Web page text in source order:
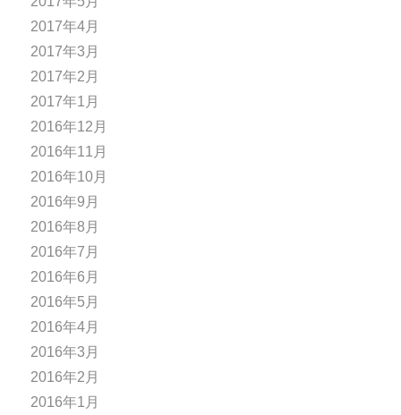
2017年4月
2017年3月
2017年2月
2017年1月
2016年12月
2016年11月
2016年10月
2016年9月
2016年8月
2016年7月
2016年6月
2016年5月
2016年4月
2016年3月
2016年2月
2016年1月